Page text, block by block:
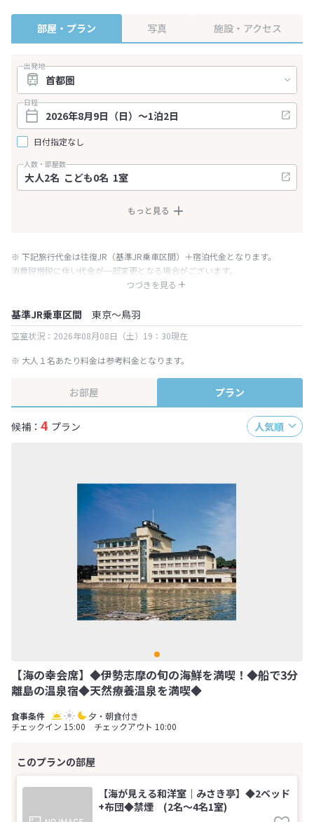
部屋・プラン 写真 施設・アクセス
出発地
日程
日付指定なし
人数・部屋数
もっと見る
つづきを見る
※ 下記旅行代金は往復JR（基準JR乗車区間）＋宿泊代金となります。
消費税増税に伴い代金が一部変更となる場合がございます。
※ 表示されている旅行代金・プラン内容は一定時間ごとに更新されます。最
基準JR乗車区間 東京～鳥羽
空室状況：2026年08月08日（土）19：30現在
※ 大人１名あたり料金は参考料金となります。
お部屋 プラン
候補： 4 プラン 人気順
【海の幸会席】◆伊勢志摩の旬の海鮮を満喫！◆船で3分
離島の温泉宿◆天然療養温泉を満喫◆
夕・朝食付き
チェックイン 15:00 チェックアウト 10:00
【海が見える和洋室｜みさき亭】◆2ベッド
+布団◆禁煙 (2名～4名1室)